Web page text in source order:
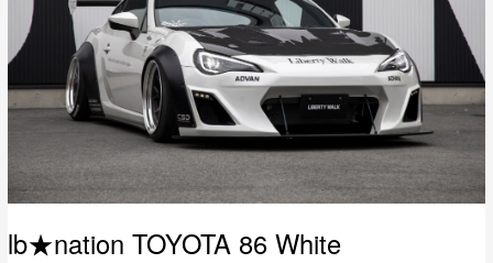
lb★nation TOYOTA 86 White